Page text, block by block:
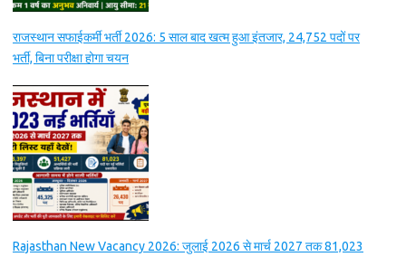
राजस्थान सफाईकर्मी भर्ती 2026: 5 साल बाद खत्म हुआ इंतजार, 24,752 पदों पर
भर्ती, बिना परीक्षा होगा चयन
Rajasthan New Vacancy 2026: जुलाई 2026 से मार्च 2027 तक 81,023